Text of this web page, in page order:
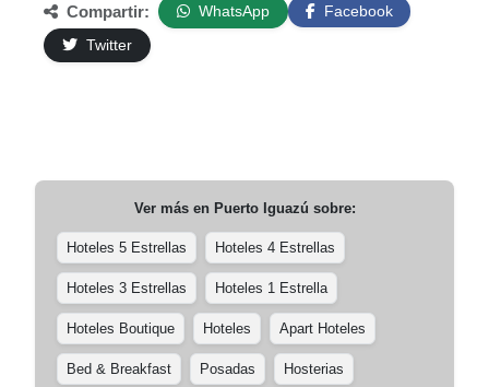
Compartir: WhatsApp
Facebook
Twitter
Ver más en Puerto Iguazú sobre:
Hoteles 5 Estrellas Hoteles 4 Estrellas
Hoteles 3 Estrellas Hoteles 1 Estrella
Hoteles Boutique Hoteles Apart Hoteles
Bed & Breakfast Posadas Hosterias